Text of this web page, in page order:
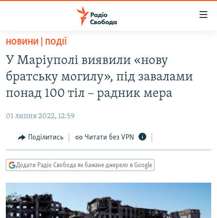
Перейти
основного
матеріалу
Перейти
до
основної
Перейти
до
пошуку
ВСЕ ЗА ДОБУ
СТАТТІ
СУСПІЛЬСТВО
СВІТ
РОСІЙСЬКА «ФІЛЬТРАЦІЯ»
ДОНБАС.РЕАЛІЇ
ТИ ЯК?
СХЕМИ
КИТАЙ.ВИКЛИКИ
НОВИНИ | ПОДІЇ
У Маріуполі виявили «нову
братську могилу», під завалами
понад 100 тіл – радник мера
01 липня 2022, 12:59
Поділитись Читати без VPN
Додати Радіо Свобода як бажане джерело в Google